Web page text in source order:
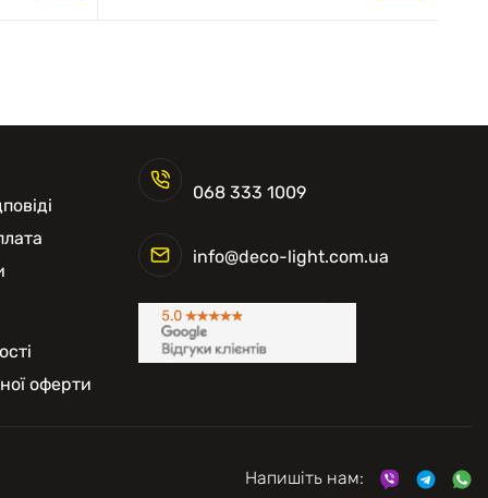
оферти
068 333 1009
info@deco-light.com.ua
Напишіть нам: